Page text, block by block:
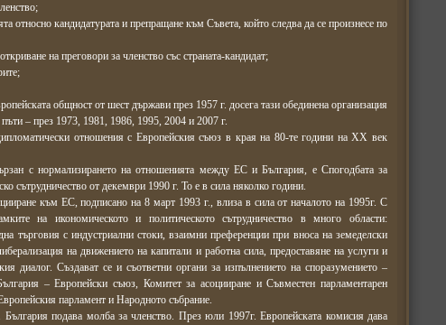
относно кандидатурата и препращане към Съвета, който следва да се произнесе по
на преговори за членство със страната-кандидат;
общност от шест държави през 1957 г. досега тази обединена организация
– през 1973, 1981, 1986, 1995, 2004 и 2007 г.
отношения с Европейския съюз в края на 80-те години на ХХ век
с нормализирането на отношенията между ЕС и България, е Спогодбата за
сътрудничество от декември 1990 г. То е в сила няколко години.
към ЕС, подписано на 8 март 1993 г., влиза в сила от началото на 1995г. С
на икономическото и политическото сътрудничество в много области:
търговия с индустриални стоки, взаимни преференции при вноса на земеделски
на движението на капитали и работна сила, предоставяне на услуги и
диалог. Създават се и съответни органи за изпълнението на споразумението –
– Европейски съюз, Комитет за асоцииране и Съвместен парламентарен
парламент и Народното събрание.
подава молба за членство. През юли 1997г. Европейската комисия дава